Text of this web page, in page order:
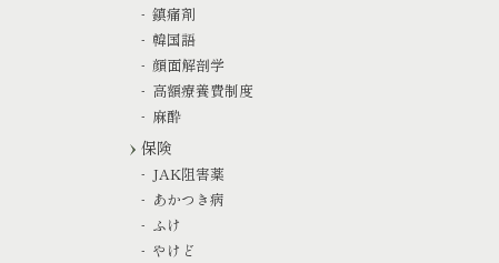
鎮痛剤
韓国語
顔面解剖学
高額療養費制度
麻酔
保険
JAK阻害薬
あかつき病
ふけ
やけど